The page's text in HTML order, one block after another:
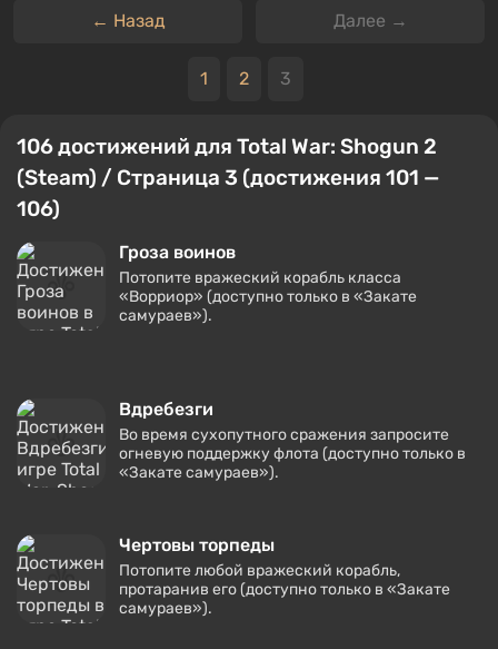
← Назад Далее →
1 2 3
106 достижений для Total War: Shogun 2
(Steam) / Страница 3 (достижения 101 —
106)
Гроза воинов
Потопите вражеский корабль класса
«Ворриор» (доступно только в «Закате
самураев»).
Вдребезги
Во время сухопутного сражения запросите
огневую поддержку флота (доступно только в
«Закате самураев»).
Чертовы торпеды
Потопите любой вражеский корабль,
протаранив его (доступно только в «Закате
самураев»).